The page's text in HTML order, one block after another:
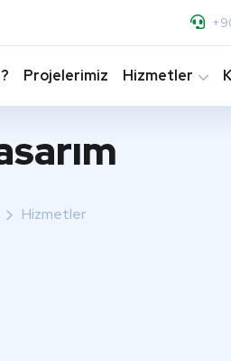
Projelerimiz Hizmetler
Hizmetler